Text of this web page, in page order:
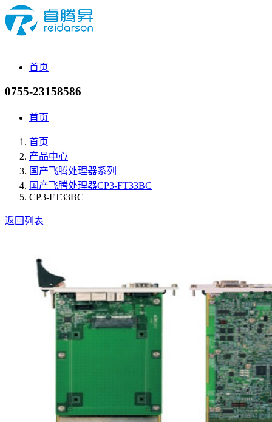
首页
0755-23158586
首页
首页
产品中心
国产飞腾处理器系列
国产飞腾处理器CP3-FT33BC
CP3-FT33BC
返回列表